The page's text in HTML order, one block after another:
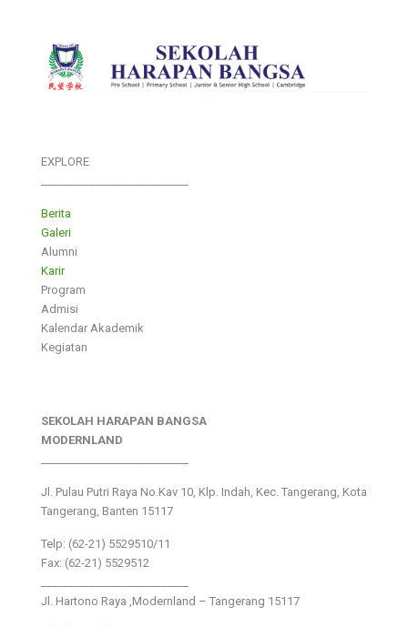
EXPLORE
Berita
Galeri
Alumni
Karir
Program
Admisi
Kalendar Akademik
Kegiatan
SEKOLAH HARAPAN BANGSA
MODERNLAND
Jl. Pulau Putri Raya No.Kav 10, Klp. Indah, Kec. Tangerang, Kota
Tangerang, Banten 15117
Telp: (62-21) 5529510/11
Fax: (62-21) 5529512
Jl. Hartono Raya ,Modernland – Tangerang 15117